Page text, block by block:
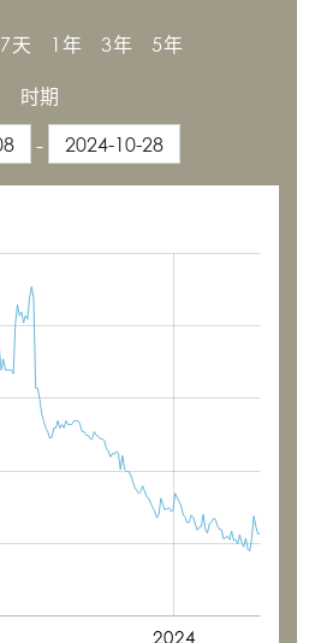
时期
-
7天 1年 3年 5年
2024